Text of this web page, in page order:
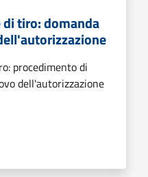
tiro: domanda
procedimento di
dell'autorizzazione